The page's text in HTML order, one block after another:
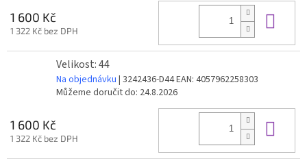
1 600 Kč
1 322 Kč bez DPH
Velikost: 44
Na objednávku | 3242436-D44EAN: 4057962258303
Můžeme doručit do: 24.8.2026
1 600 Kč
1 322 Kč bez DPH